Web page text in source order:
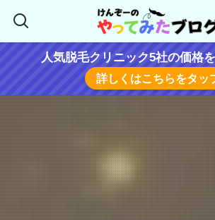
人気脱毛クリニック5社の価格
詳しくはこちらをタ